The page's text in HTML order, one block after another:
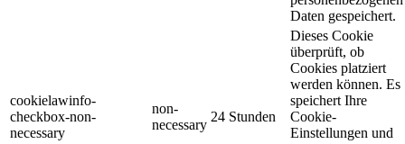
Daten gespeichert.
cookielawinfo-
checkbox-non-
necessary
non-
necessary
24 Stunden
Dieses Cookie
überprüft, ob
Cookies platziert
werden können. Es
speichert Ihre
Cookie-
Einstellungen und